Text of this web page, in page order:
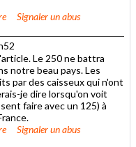
Signaler un abus
Le 250 ne battra
notre beau pays. Les
par des caisseux qui n'ont
je dire lorsqu'on voit
faire avec un 125) à
Signaler un abus